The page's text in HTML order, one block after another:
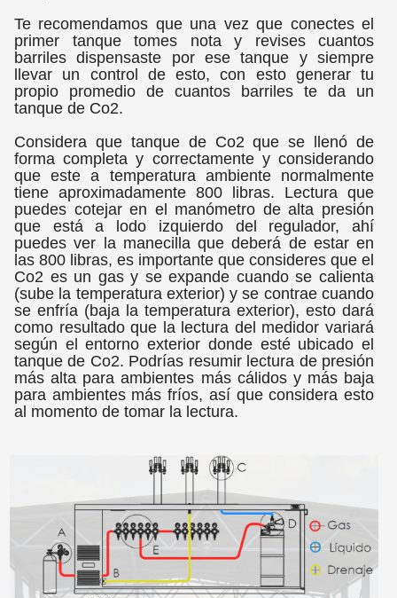
Te recomendamos que una vez que conectes el
primer tanque tomes nota y revises cuantos
barriles dispensaste por ese tanque y siempre
llevar un control de esto, con esto generar tu
propio promedio de cuantos barriles te da un
tanque de Co2.
Considera que tanque de Co2 que se llenó de
forma completa y correctamente y considerando
que este a temperatura ambiente normalmente
tiene aproximadamente 800 libras. Lectura que
puedes cotejar en el manómetro de alta presión
que está a lodo izquierdo del regulador, ahí
puedes ver la manecilla que deberá de estar en
las 800 libras, es importante que consideres que el
Co2 es un gas y se expande cuando se calienta
(sube la temperatura exterior) y se contrae cuando
se enfría (baja la temperatura exterior), esto dará
como resultado que la lectura del medidor variará
según el entorno exterior donde esté ubicado el
tanque de Co2. Podrías resumir lectura de presión
más alta para ambientes más cálidos y más baja
para ambientes más fríos, así que considera esto
al momento de tomar la lectura.